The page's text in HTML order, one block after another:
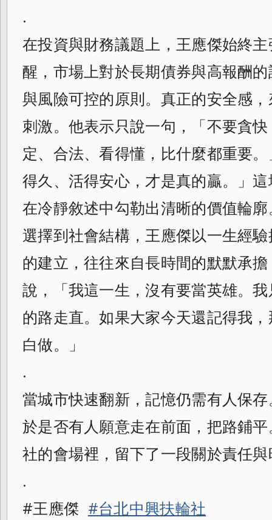
.
在投資與財務議題上，王應傑始終
醒，市場上對於長期債券與高報酬
與風險可控的原則。真正的安全感
刺激。他表示只說一句，「不要貪
定、合法、看得懂，比什麼都重要
得久、活得安心，才是真的贏。」
在冷靜敘述中勾勒出清晰的價值輪
選擇到社會結構，王應傑以一生經
的建立，往往來自長時間的默默承
說，「我這一生，沒有要當英雄。
的路走直。如果大家今天還記得我
白做。」
.
當城市快速翻新，記憶仍需有人保
於是否有人願意走在前面，把路鋪
社的會場裡，留下了一段關於責任
.
#王應傑 #台北中興扶輪社